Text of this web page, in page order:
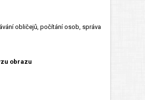
obličejů, počítání osob, správa
obrazu